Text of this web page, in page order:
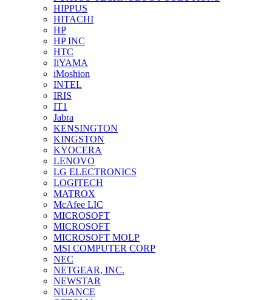
HIPPUS
HITACHI
HP
HP INC
HTC
IiYAMA
iMoshion
INTEL
IRIS
IT1
Jabra
KENSINGTON
KINGSTON
KYOCERA
LENOVO
LG ELECTRONICS
LOGITECH
MATROX
McAfee LIC
MICROSOFT
MICROSOFT
MICROSOFT MOLP
MSI COMPUTER CORP
NEC
NETGEAR, INC.
NEWSTAR
NUANCE